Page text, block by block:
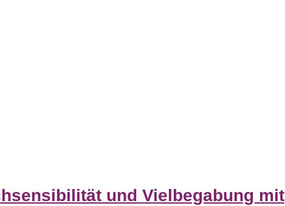
und Vielbegabung mit